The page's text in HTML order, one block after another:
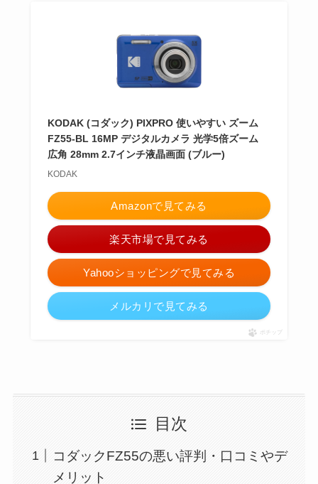
KODAK (コダック) PIXPRO 使いやすい ズーム
FZ55-BL 16MP デジタルカメラ 光学5倍ズーム
広角 28mm 2.7インチ液晶画面 (ブルー)
KODAK
Amazonで見てみる
楽天市場で見てみる
Yahooショッピングで見てみる
メルカリで見てみる
ポチップ
目次
コダックFZ55の悪い評判・口コミやデ
メリット